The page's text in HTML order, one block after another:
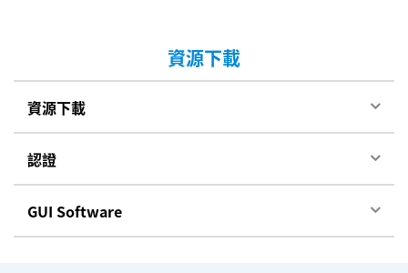
資源下載
資源下載
認證
GUI Software